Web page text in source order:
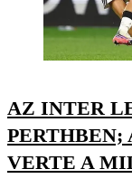
AZ INTER
PERTHBEN;
VERTE A